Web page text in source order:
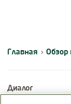
Главная › Обзор
Диалог